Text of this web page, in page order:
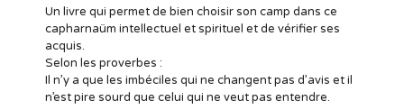
Un livre qui permet de bien choisir son camp dans ce
capharnaüm intellectuel et spirituel et de vérifier ses
acquis.
Selon les proverbes :
Il n’y a que les imbéciles qui ne changent pas d’avis et il
n’est pire sourd que celui qui ne veut pas entendre.